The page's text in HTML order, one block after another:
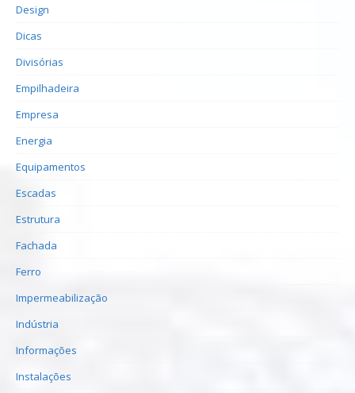
Design
Dicas
Divisórias
Empilhadeira
Empresa
Energia
Equipamentos
Escadas
Estrutura
Fachada
Ferro
Impermeabilização
Indústria
Informações
Instalações